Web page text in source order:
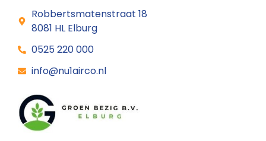
Robbertsmatenstraat 18
8081 HL Elburg
0525 220 000
info@nu1airco.nl